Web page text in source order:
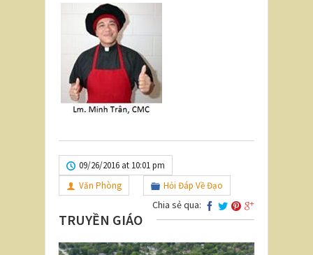
09/26/2016 at 10:01 pm
Văn Phòng
Hỏi Đáp Về Đạo
Chia sẻ qua:
TRUYỀN GIÁO